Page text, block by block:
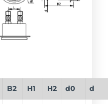
B2 H1 H2 d0 d